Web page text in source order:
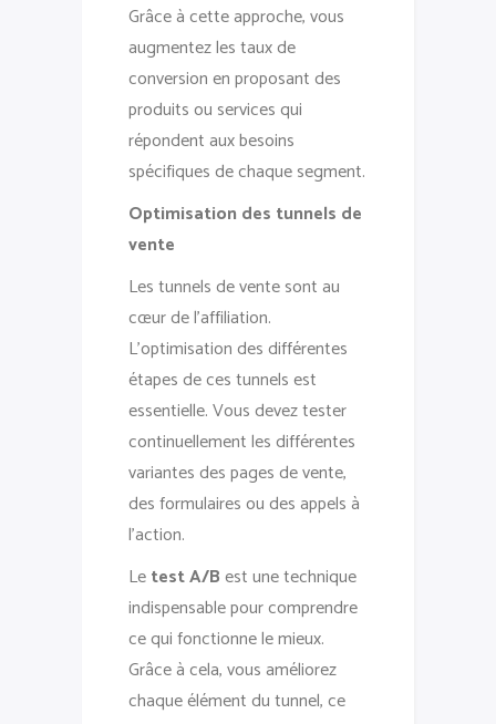
Grâce à cette approche, vous
augmentez les taux de
conversion en proposant des
produits ou services qui
répondent aux besoins
spécifiques de chaque segment.
Optimisation des tunnels de
vente
Les tunnels de vente sont au
cœur de l’affiliation.
L’optimisation des différentes
étapes de ces tunnels est
essentielle. Vous devez tester
continuellement les différentes
variantes des pages de vente,
des formulaires ou des appels à
l’action.
Letest A/Best une technique
indispensable pour comprendre
ce qui fonctionne le mieux.
Grâce à cela, vous améliorez
chaque élément du tunnel, ce